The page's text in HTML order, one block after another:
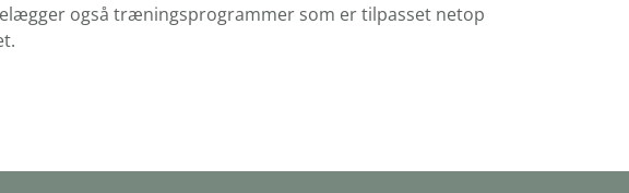
også træningsprogrammer som er tilpasset netop